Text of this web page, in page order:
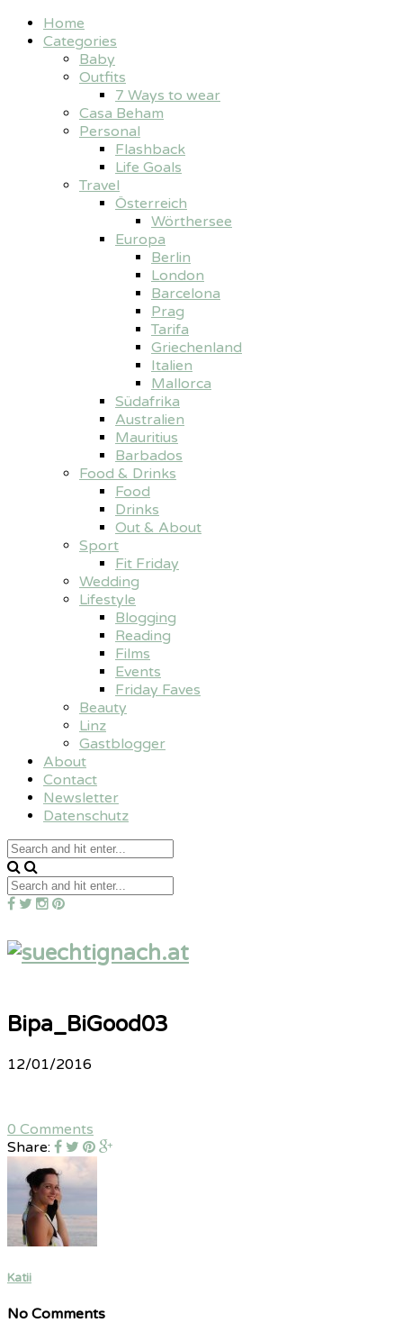
Home
Categories
Baby
Outfits
7 Ways to wear
Casa Beham
Personal
Flashback
Life Goals
Travel
Österreich
Wörthersee
Europa
Berlin
London
Barcelona
Prag
Tarifa
Griechenland
Italien
Mallorca
Südafrika
Australien
Mauritius
Barbados
Food & Drinks
Food
Drinks
Out & About
Sport
Fit Friday
Wedding
Lifestyle
Blogging
Reading
Films
Events
Friday Faves
Beauty
Linz
Gastblogger
About
Contact
Newsletter
Datenschutz
Bipa_BiGood03
12/01/2016
0 Comments
Share:
Katii
No Comments